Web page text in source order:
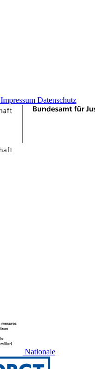
Impressum Datenschutz
Nationale